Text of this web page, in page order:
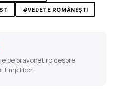
#VEDETE ROMÂNEȘTI
pe bravonet.ro despre
timp liber.